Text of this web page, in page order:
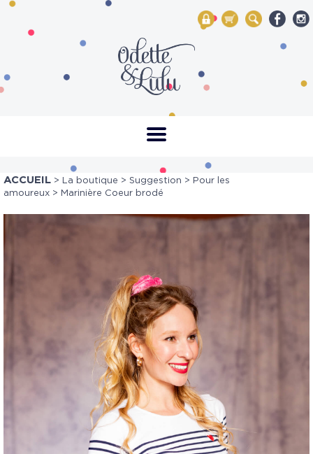
My Account
Mon panier
Rechercher
ACCUEIL > La boutique > Suggestion > Pour les
amoureux > Marinière Coeur brodé